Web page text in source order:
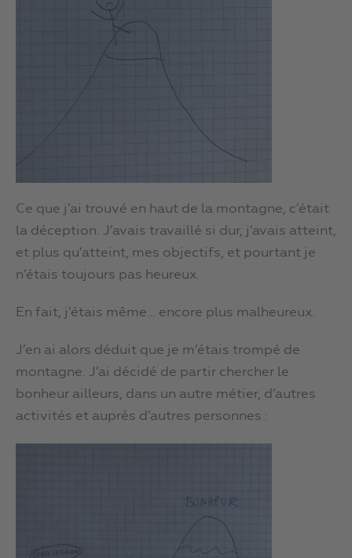
Ce que j’ai trouvé en haut de la montagne, c’était
la déception. J’avais travaillé si dur, j’avais atteint,
et plus qu’atteint, mes objectifs, et pourtant je
n’étais toujours pas heureux.
En fait, j’étais même… encore plus malheureux.
J’en ai alors déduit que je m’étais trompé de
montagne. J’ai décidé de partir chercher le
bonheur ailleurs, dans un autre métier, d’autres
activités et auprès d’autres personnes :